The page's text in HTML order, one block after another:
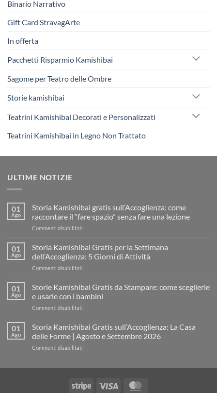
Binario Narrativo
Gift Card StravagArte
In offerta
Pacchetti Risparmio Kamishibai
Sagome per Teatro delle Ombre
Storie kamishibai
Teatrini Kamishibai Decorati e Personalizzati
Teatrini Kamishibai in Legno Non Trattato
ULTIME NOTIZIE
01
Ago
Storia Kamishibai gratis sull’Accoglienza: come
raccontare il “fare spazio” senza fare una lezione
Commenti disabilitati
Kamishibai
gratis
sull’Accoglienza:
il
“fare
una
lezione
01
Ago
Storia Kamishibai Gratis per la Settimana
dell’Accoglienza: 5 Giorni di Attività
Commenti disabilitati
Kamishibai
Gratis
per
dell’Accoglienza:
Giorni
01
Ago
Storie Kamishibai Gratis da Stampare: come sceglierle
e usarle con i bambini
Commenti disabilitati
Kamishibai
Gratis
da
usarle
con
01
Ago
Storia Kamishibai Gratis sull’Accoglienza: La Casa
delle Forme | Agosto e Settembre 2026
Commenti disabilitati
La Stripe Visa